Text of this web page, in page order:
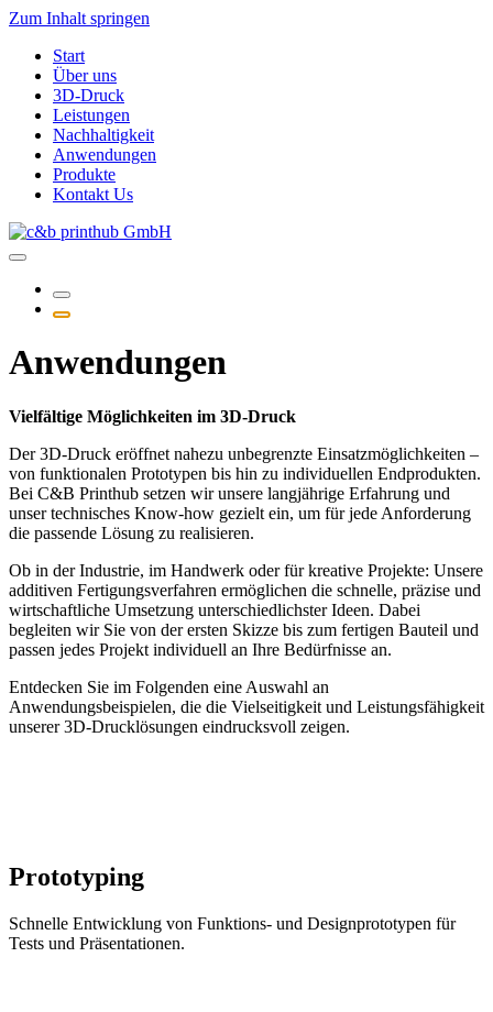
Zum Inhalt springen
Start
Über uns
3D-Druck
Leistungen
Nachhaltigkeit
Anwendungen
Produkte
Kontakt Us
Anwendungen
Vielfältige Möglichkeiten im 3D-Druck
Der 3D-Druck eröffnet nahezu unbegrenzte Einsatzmöglichkeiten –
von funktionalen Prototypen bis hin zu individuellen Endprodukten.
Bei C&B Printhub setzen wir unsere langjährige Erfahrung und
unser technisches Know-how gezielt ein, um für jede Anforderung
die passende Lösung zu realisieren.
Ob in der Industrie, im Handwerk oder für kreative Projekte: Unsere
additiven Fertigungsverfahren ermöglichen die schnelle, präzise und
wirtschaftliche Umsetzung unterschiedlichster Ideen. Dabei
begleiten wir Sie von der ersten Skizze bis zum fertigen Bauteil und
passen jedes Projekt individuell an Ihre Bedürfnisse an.
Entdecken Sie im Folgenden eine Auswahl an
Anwendungsbeispielen, die die Vielseitigkeit und Leistungsfähigkeit
unserer 3D-Drucklösungen eindrucksvoll zeigen.
Prototyping
Schnelle Entwicklung von Funktions- und Designprototypen für
Tests und Präsentationen.